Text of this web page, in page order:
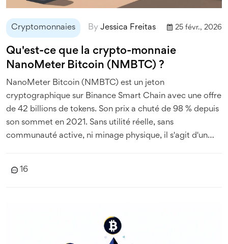
Cryptomonnaies By Jessica Freitas 25 févr., 2026
Qu'est-ce que la crypto-monnaie
NanoMeter Bitcoin (NMBTC) ?
NanoMeter Bitcoin (NMBTC) est un jeton
cryptographique sur Binance Smart Chain avec une offre
de 42 billions de tokens. Son prix a chuté de 98 % depuis
son sommet en 2021. Sans utilité réelle, sans
communauté active, ni minage physique, il s'agit d'un
16